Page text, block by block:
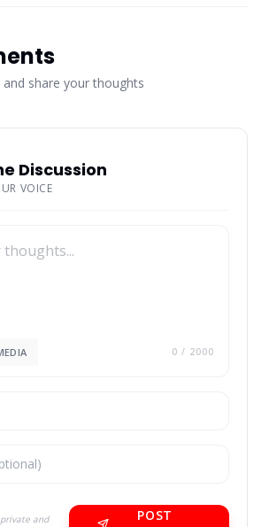
and share your thoughts
Discussion
VOICE
0 / 2000
and
POST